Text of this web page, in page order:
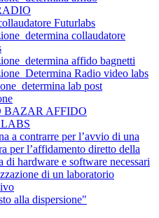
Futurlabs
collaudatore
affido bagnetti
Radio video labs
lab post
BAZAR AFFIDO
a contrarre per l’avvio di una
per l’affidamento diretto della
di hardware e software necessari
di un laboratorio
alla dispersione"